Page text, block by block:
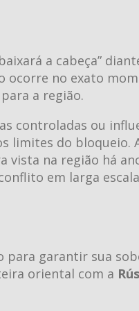
a cabeça”
ocorre no exato
para a região.
controladas ou
limites do bloqueio.
vista na região há
em larga
garantir sua
oriental com a